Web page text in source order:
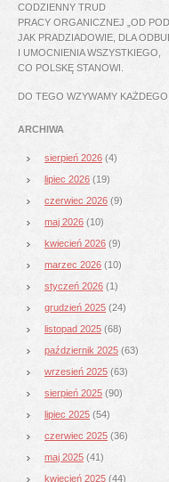
CODZIENNY TRUD
PRACY ORGANICZNEJ „OD
JAK PRADZIADOWIE, DLA
I UMOCNIENIA WSZYSTKIEGO,
CO POLSKĘ STANOWI.
DO TEGO WZYWAMY KAŻDEGO
ARCHIWA
sierpień 2026 (4)
lipiec 2026 (19)
czerwiec 2026 (9)
maj 2026 (10)
kwiecień 2026 (9)
marzec 2026 (10)
styczeń 2026 (1)
grudzień 2025 (24)
listopad 2025 (68)
październik 2025 (63)
wrzesień 2025 (63)
sierpień 2025 (90)
lipiec 2025 (54)
czerwiec 2025 (36)
maj 2025 (41)
kwiecień 2025 (44)